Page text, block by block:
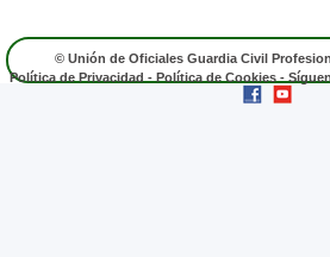
© Unión de Oficiales Guardia Civil
Política de Privacidad - Política de Cookies -